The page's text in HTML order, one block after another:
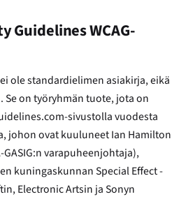
Guidelines WCAG-
ole standardielimen asiakirja, eikä
Se on työryhmän tuote, jota on
sivustolla vuodesta
johon ovat kuuluneet Ian Hamilton
varapuheenjohtaja),
kuningaskunnan Special Effect -
Electronic Artsin ja Sonyn